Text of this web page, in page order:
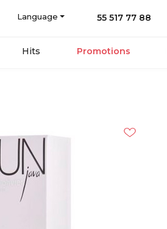
Language 55 517 77 88
Hits Promotions